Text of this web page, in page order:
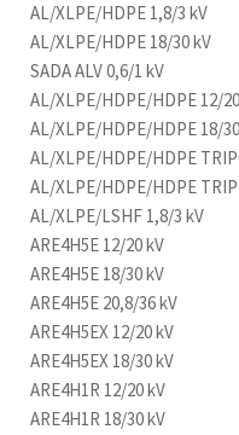
AL/XLPE/HDPE 1,8/3 kV
AL/XLPE/HDPE 18/30 kV
SADA ALV 0,6/1 kV
AL/XLPE/HDPE/HDPE 12/
AL/XLPE/HDPE/HDPE 18/
AL/XLPE/HDPE/HDPE
AL/XLPE/HDPE/HDPE
AL/XLPE/LSHF 1,8/3 kV
ARE4H5E 12/20 kV
ARE4H5E 18/30 kV
ARE4H5E 20,8/36 kV
ARE4H5EX 12/20 kV
ARE4H5EX 18/30 kV
ARE4H1R 12/20 kV
ARE4H1R 18/30 kV